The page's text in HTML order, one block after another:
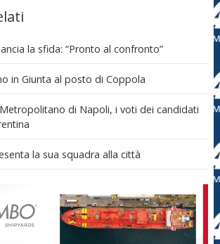
la sfida: “Pronto al confronto”
in Giunta al posto di Coppola
di Napoli, i voti dei candidati
la sua squadra alla città